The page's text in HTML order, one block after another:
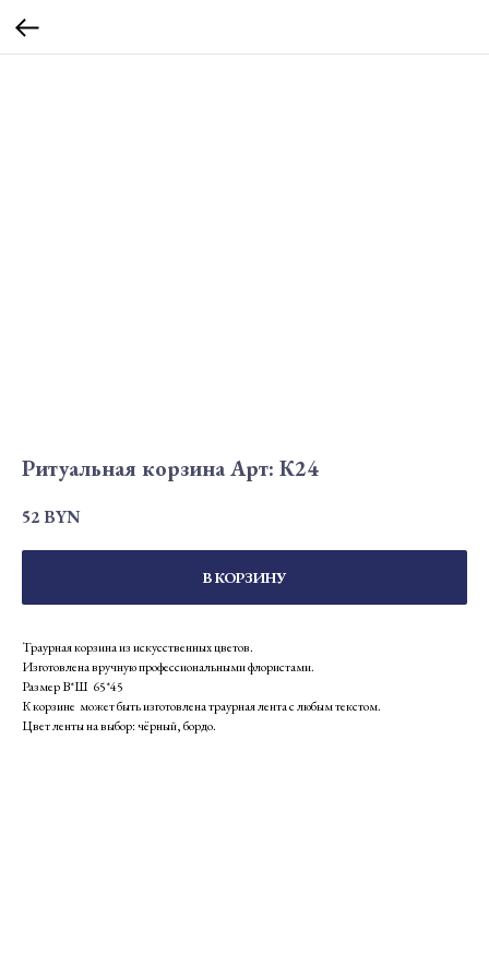
Ритуальная корзина Арт: К24
52BYN
В КОРЗИНУ
Траурная корзина из искусственных цветов.
Изготовлена вручную профессиональными флористами.
Размер В*Ш 65*45
К корзине может быть изготовлена траурная лента с любым текстом.
Цвет ленты на выбор: чёрный, бордо.